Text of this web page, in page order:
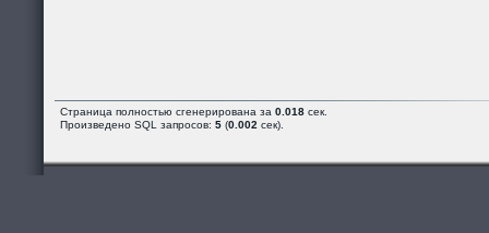
Страница полностью сгенерирована за 0.018 сек.
Произведено SQL запросов: 5 (0.002 сек).